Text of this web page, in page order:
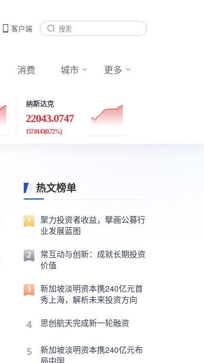
客户端
消费 城市 更多
纳斯达克
22043.0747
157.0143(0.72%)
热文榜单
聚力投资者收益，擘画公募行
业发展蓝图
常互动与创新：成就长期投资
价值
新加坡淡明资本携240亿元首
秀上海，解析未来投资方向
思创航天完成新一轮融资
新加坡淡明资本携240亿元布